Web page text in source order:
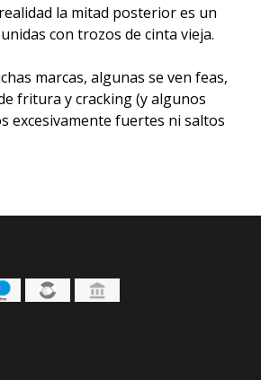
la mitad posterior es un
con trozos de cinta vieja.
marcas, algunas se ven feas,
fritura y cracking (y algunos
excesivamente fuertes ni saltos